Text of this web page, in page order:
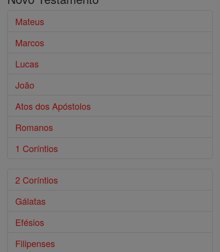
Bíblia
Mateus
Marcos
Lucas
João
Atos dos Apóstolos
Romanos
1 Coríntios
2 Coríntios
Gálatas
Efésios
Filipenses